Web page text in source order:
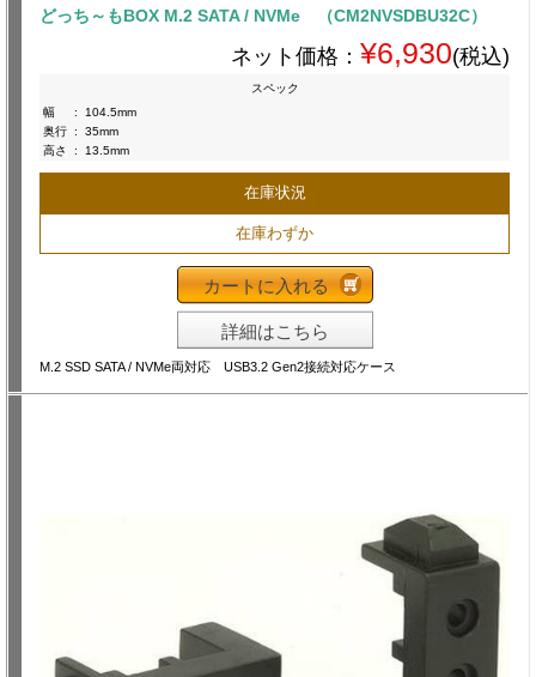
どっち～もBOX M.2 SATA / NVMe （CM2NVSDBU32C）
ネット価格： ¥6,930(税込)
スペック
幅
:
104.5mm
奥行 :
35mm
高さ
: 13.5mm
在庫状況
在庫わずか
カートに入れる
詳細はこちら
M.2 SSD SATA / NVMe両対応 USB3.2 Gen2接続対応ケース